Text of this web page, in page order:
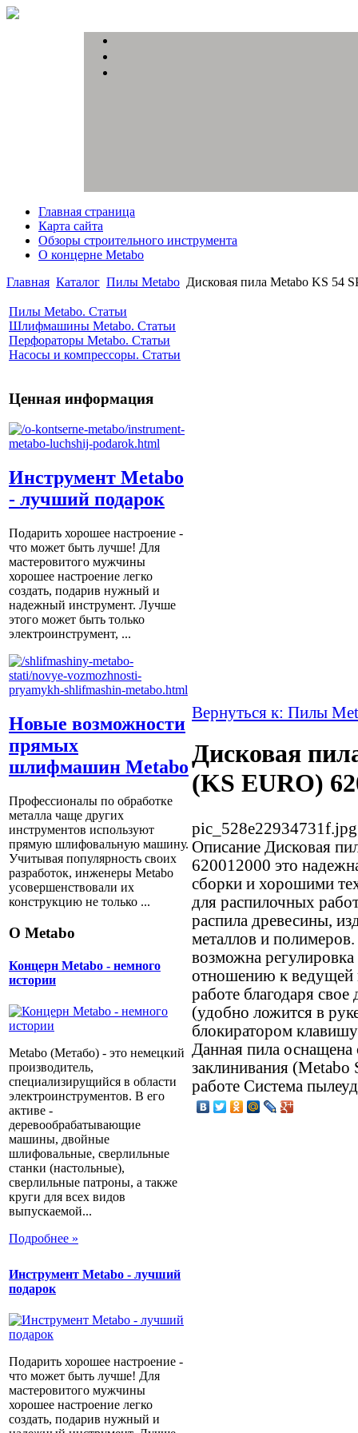
Главная страница
Карта сайта
Обзоры строительного инструмента
О концерне Metabo
Главная Каталог Пилы Metabo Дисковая пила Metabo KS 54
Пилы Metabo. Статьи
Шлифмашины Metabo. Статьи
Перфораторы Metabo. Статьи
Насосы и компрессоры. Статьи
Ценная информация
Инструмент Metabo
- лучший подарок
Подарить хорошее настроение -
что может быть лучше! Для
мастеровитого мужчины
хорошее настроение легко
создать, подарив нужный и
надежный инструмент. Лучше
этого может быть только
электроинструмент, ...
Новые возможности
прямых
шлифмашин Metabo
Профессионалы по обработке
металла чаще других
инструментов используют
прямую шлифовальную машину.
Учитывая популярность своих
разработок, инженеры Metabo
усовершенствовали их
конструкцию не только ...
О Metabo
Концерн Metabo - немного
истории
Metabo (Метабо) - это немецкий
производитель,
специализирущийся в области
электроинструментов. В его
активе -
деревообрабатывающие
машины, двойные
шлифовальные, сверлильные
станки (настольные),
сверлильные патроны, а также
круги для всех видов
выпускаемой...
Подробнее »
Инструмент Metabo - лучший
подарок
Подарить хорошее настроение -
что может быть лучше! Для
мастеровитого мужчины
хорошее настроение легко
создать, подарив нужный и
Вернуться к: Пилы
Дисковая
(KS EURO)
pic_528e22934731f.jpg
Описание Дисковая
620012000 это
сборки и хорошими
для распилочных
распила древесины,
металлов и
возможна
отношению к ведущей
работе благодаря
(удобно ложится в
блокиратором
Данная пила
заклинивания
работе Система